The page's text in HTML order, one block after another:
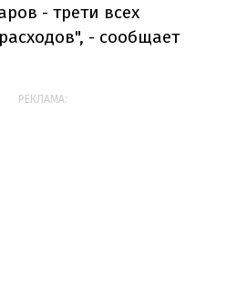
- трети всех
- сообщает
РЕКЛАМА: